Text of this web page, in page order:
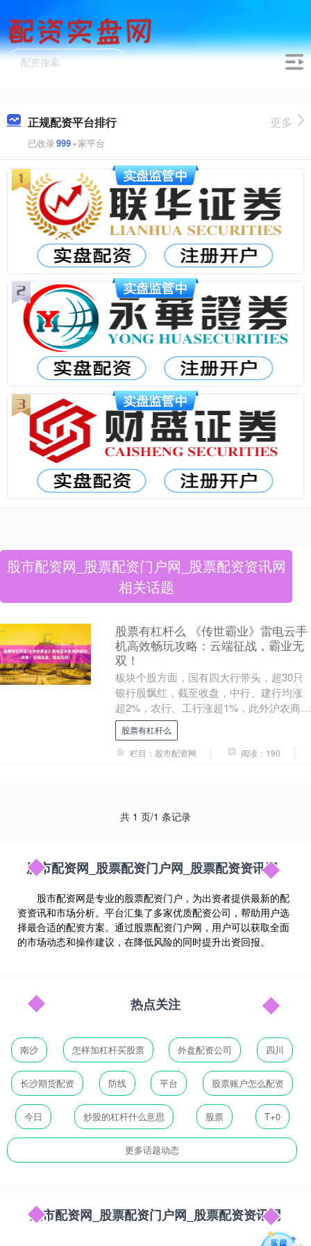
正规配资平台排行
已收录999+家平台
更多
股市配资网_股票配资门户网_股票配资资讯网
相关话题
股票有杠杆么 《传世霸业》雷电云手
机高效畅玩攻略：云端征战，霸业无
双！
板块个股方面，国有四大行带头，超30只
银行股飘红，截至收盘，中行、建行均涨
超2%，农行、工行涨超1%，此外沪农商行
涨逾3%，上海银行、浦发银行、北京银行
等城农商....
股票有杠杆么
栏目：股市配资网
阅读：190
共 1 页/1 条记录
股市配资网_股票配资门户网_股票配资资讯网
股市配资网是专业的股票配资门户，为出资者提供最新的配
资资讯和市场分析。平台汇集了多家优质配资公司，帮助用户选
择最合适的配资方案。通过股票配资门户网，用户可以获取全面
的市场动态和操作建议，在降低风险的同时提升出资回报。
热点关注
南沙 怎样加杠杆买股票 外盘配资公司 四川
长沙期货配资 防线 平台 股票账户怎么配资
今日 炒股的杠杆什么意思 股票 T+0
更多话题动态
股市配资网_股票配资门户网_股票配资资讯网